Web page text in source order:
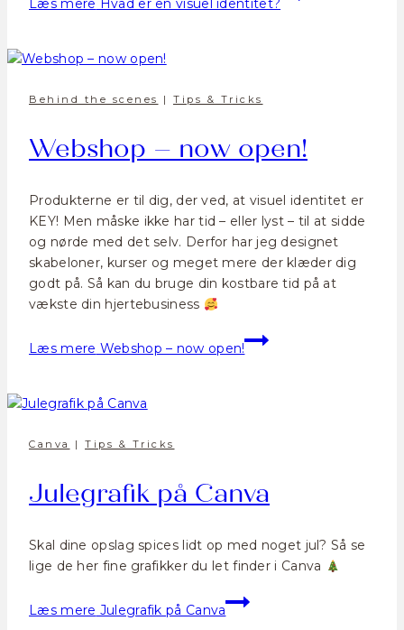
Læs mere Hvad er en visuel identitet?
Behind the scenes | Tips & Tricks
Webshop – now open!
Produkterne er til dig, der ved, at visuel identitet er
KEY! Men måske ikke har tid – eller lyst – til at sidde
og nørde med det selv. Derfor har jeg designet
skabeloner, kurser og meget mere der klæder dig
godt på. Så kan du bruge din kostbare tid på at
vækste din hjertebusiness
Læs mere Webshop – now open!
Canva | Tips & Tricks
Julegrafik på Canva
Skal dine opslag spices lidt op med noget jul? Så se
lige de her fine grafikker du let finder i Canva
Læs mere Julegrafik på Canva